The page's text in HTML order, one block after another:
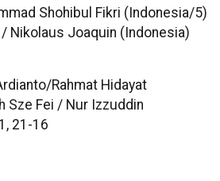
Shohibul Fikri (Indonesia/5)
Nikolaus Joaquin (Indonesia)
Rahmat Hidayat
Sze Fei / Nur Izzuddin
21-16